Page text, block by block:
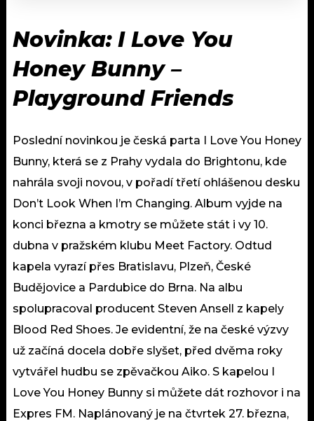
Novinka: I Love You
Honey Bunny –
Playground Friends
Poslední novinkou je česká parta I Love You Honey
Bunny, která se z Prahy vydala do Brightonu, kde
nahrála svoji novou, v pořadí třetí ohlášenou desku
Don’t Look When I’m Changing. Album vyjde na
konci března a kmotry se můžete stát i vy 10.
dubna v pražském klubu Meet Factory. Odtud
kapela vyrazí přes Bratislavu, Plzeň, České
Budějovice a Pardubice do Brna. Na albu
spolupracoval producent Steven Ansell z kapely
Blood Red Shoes. Je evidentní, že na české výzvy
už začíná docela dobře slyšet, před dvěma roky
vytvářel hudbu se zpěvačkou Aiko. S kapelou I
Love You Honey Bunny si můžete dát rozhovor i na
Expres FM. Naplánovaný je na čtvrtek 27. března,